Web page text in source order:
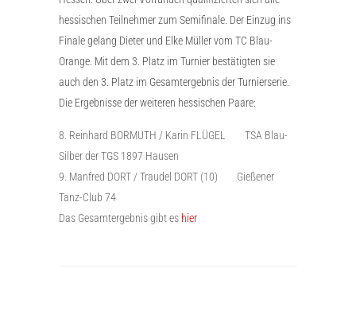
hessischen Teilnehmer zum Semifinale. Der Einzug ins
Finale gelang Dieter und Elke Müller vom TC Blau-
Orange. Mit dem 3. Platz im Turnier bestätigten sie
auch den 3. Platz im Gesamtergebnis der Turnierserie.
Die Ergebnisse der weiteren hessischen Paare:
Reinhard BORMUTH / Karin FLÜGEL TSA Blau-
Silber der TGS 1897 Hausen
Manfred DORT / Traudel DORT (10) Gießener
Tanz-Club 74
Das Gesamtergebnis gibt es hier